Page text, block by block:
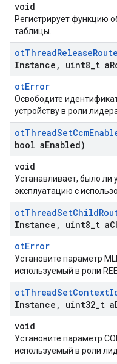
void
Регистрирует функцию
таблицы.
otThreadRelease
Instance , uint8 t a
otError
Освободите
устройству в роли
otThreadSetCcm
bool aEnabled)
void
Устанавливает, было ли
эксплуатацию с
otThreadSetChild
Instance , uint8 t a
otError
Установите параметр
используемый в роли
otThreadSetContext
Instance , uint32 t a
void
Установите параметр
используемый в роли